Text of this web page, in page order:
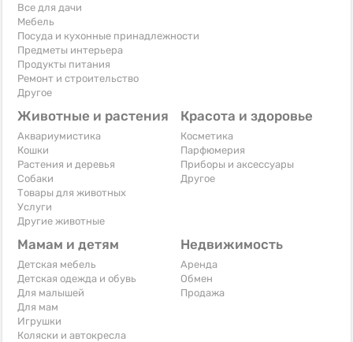
Все для дачи
Мебель
Посуда и кухонные принадлежности
Предметы интерьера
Продукты питания
Ремонт и строительство
Другое
Животные и растения
Аквариумистика
Кошки
Растения и деревья
Собаки
Товары для животных
Услуги
Другие животные
Красота и здоровье
Косметика
Парфюмерия
Приборы и аксессуары
Другое
Мамам и детям
Детская мебель
Детская одежда и обувь
Для малышей
Для мам
Игрушки
Коляски и автокресла
Недвижимость
Аренда
Обмен
Продажа